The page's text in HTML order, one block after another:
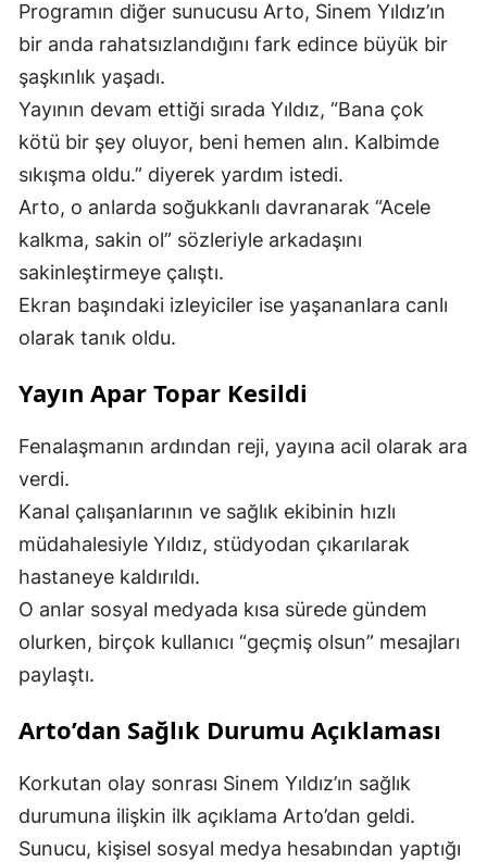
Programın diğer sunucusu Arto, Sinem Yıldız’ın
bir anda rahatsızlandığını fark edince büyük bir
şaşkınlık yaşadı.
Yayının devam ettiği sırada Yıldız, “Bana çok
kötü bir şey oluyor, beni hemen alın. Kalbimde
sıkışma oldu.” diyerek yardım istedi.
Arto, o anlarda soğukkanlı davranarak “Acele
kalkma, sakin ol” sözleriyle arkadaşını
sakinleştirmeye çalıştı.
Ekran başındaki izleyiciler ise yaşananlara canlı
olarak tanık oldu.
Yayın Apar Topar Kesildi
Fenalaşmanın ardından reji, yayına acil olarak ara
verdi.
Kanal çalışanlarının ve sağlık ekibinin hızlı
müdahalesiyle Yıldız, stüdyodan çıkarılarak
hastaneye kaldırıldı.
O anlar sosyal medyada kısa sürede gündem
olurken, birçok kullanıcı “geçmiş olsun” mesajları
paylaştı.
Arto’dan Sağlık Durumu Açıklaması
Korkutan olay sonrası Sinem Yıldız’ın sağlık
durumuna ilişkin ilk açıklama Arto’dan geldi.
Sunucu, kişisel sosyal medya hesabından yaptığı